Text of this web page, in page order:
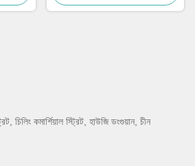
চিলিং কমার্শিয়াল স্ট্রিট, হাউজি ডংগুয়ান, চীন